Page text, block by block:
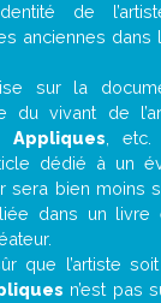
de
anciennes dans
sur la
du vivant de
Appliques ,
dédié à un
sera bien moins
dans un livre
que l’artiste
n’est pas